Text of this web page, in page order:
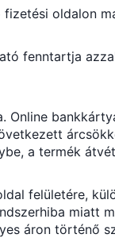
oldalon
fenntartja
a termék
felületére,
miatt
áron történő